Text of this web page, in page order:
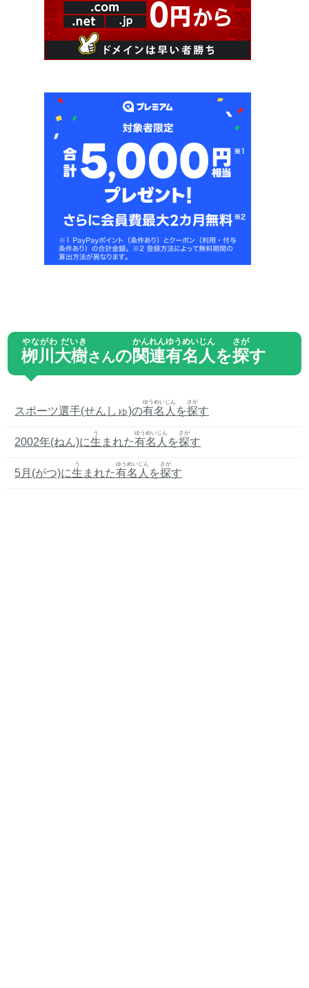
栁川大樹
やながわ だいき
さんの関連
かんれん
有名人
ゆうめいじん
を探
さが
す
スポーツ選手(せんしゅ)の有名人
ゆうめいじん
を探
さが
す
2002年(ねん)に生
う
まれた有名人
ゆうめいじん
を探
さが
す
5月(がつ)に生
う
まれた有名人
ゆうめいじん
を探
さが
す